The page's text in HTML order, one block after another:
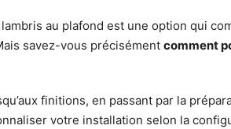
au plafond est une option qui
savez-vous précisément comment
finitions, en passant par la
votre installation selon la